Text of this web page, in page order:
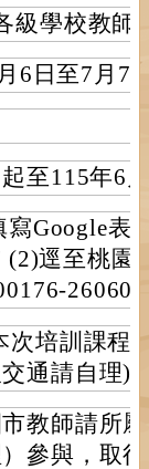
級學校教師
6日至7月7
至115年6
Google表
逕至桃園
次培訓課程
通請自理)
教師請所
參與，取